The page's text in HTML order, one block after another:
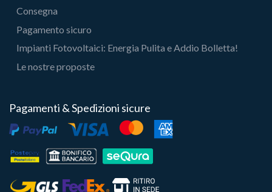
Consegna
Pagamento sicuro
Impianti Fotovoltaici: Energia Pulita e Addio Bolletta!
Le nostre proposte
Pagamenti & Spedizioni sicure